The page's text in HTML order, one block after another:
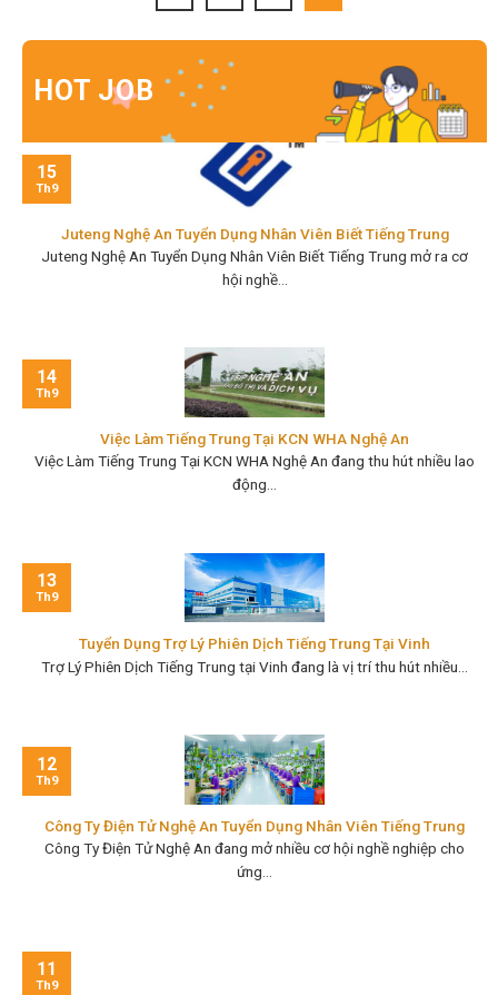
HOT JOB
Juteng Nghệ An Tuyển Dụng Nhân Viên Biết Tiếng Trung
Juteng Nghệ An Tuyển Dụng Nhân Viên Biết Tiếng Trung mở ra cơ
hội nghề...
15
Th9
Việc Làm Tiếng Trung Tại KCN WHA Nghệ An
Việc Làm Tiếng Trung Tại KCN WHA Nghệ An đang thu hút nhiều lao
động...
14
Th9
Tuyển Dụng Trợ Lý Phiên Dịch Tiếng Trung Tại Vinh
Trợ Lý Phiên Dịch Tiếng Trung tại Vinh đang là vị trí thu hút nhiều...
13
Th9
Công Ty Điện Tử Nghệ An Tuyển Dụng Nhân Viên Tiếng Trung
Công Ty Điện Tử Nghệ An đang mở nhiều cơ hội nghề nghiệp cho
ứng...
12
Th9
11
Th9